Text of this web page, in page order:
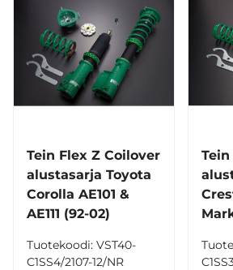
Tein Flex Z Coilover
alustasarja Toyota
Corolla AE101 &
AE111 (92-02)
Tuotekoodi: VST40-
C1SS4/2107-12/NR